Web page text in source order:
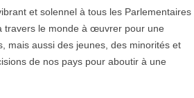
et solennel à tous les Parlementaires
travers le monde à œuvrer pour une
mais aussi des jeunes, des minorités et
de nos pays pour aboutir à une